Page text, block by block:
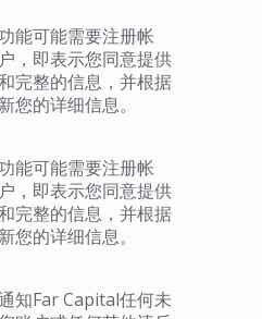
能可能需要注册帐
，即表示您同意提供
完整的信息，并根据
您的详细信息。
能可能需要注册帐
，即表示您同意提供
完整的信息，并根据
您的详细信息。
知Far Capital任何未